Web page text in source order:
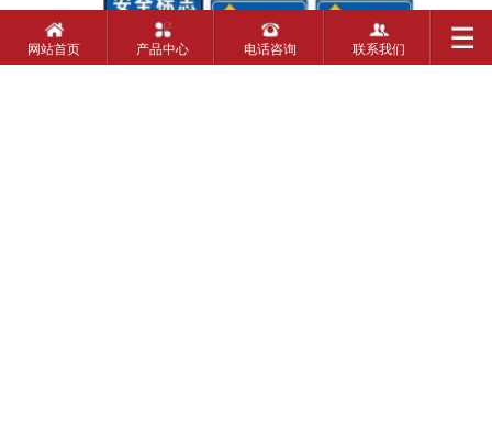
网站首页 产品中心 电话咨询 联系我们